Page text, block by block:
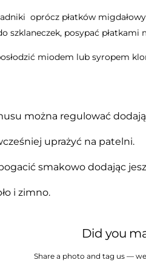
oprócz płatków
szklaneczek, posypać płatkami
miodem lub syropem
można regulować
uprażyć na patelni.
smakowo dodając
i zimno.
Did you
Share a photo and tag us —